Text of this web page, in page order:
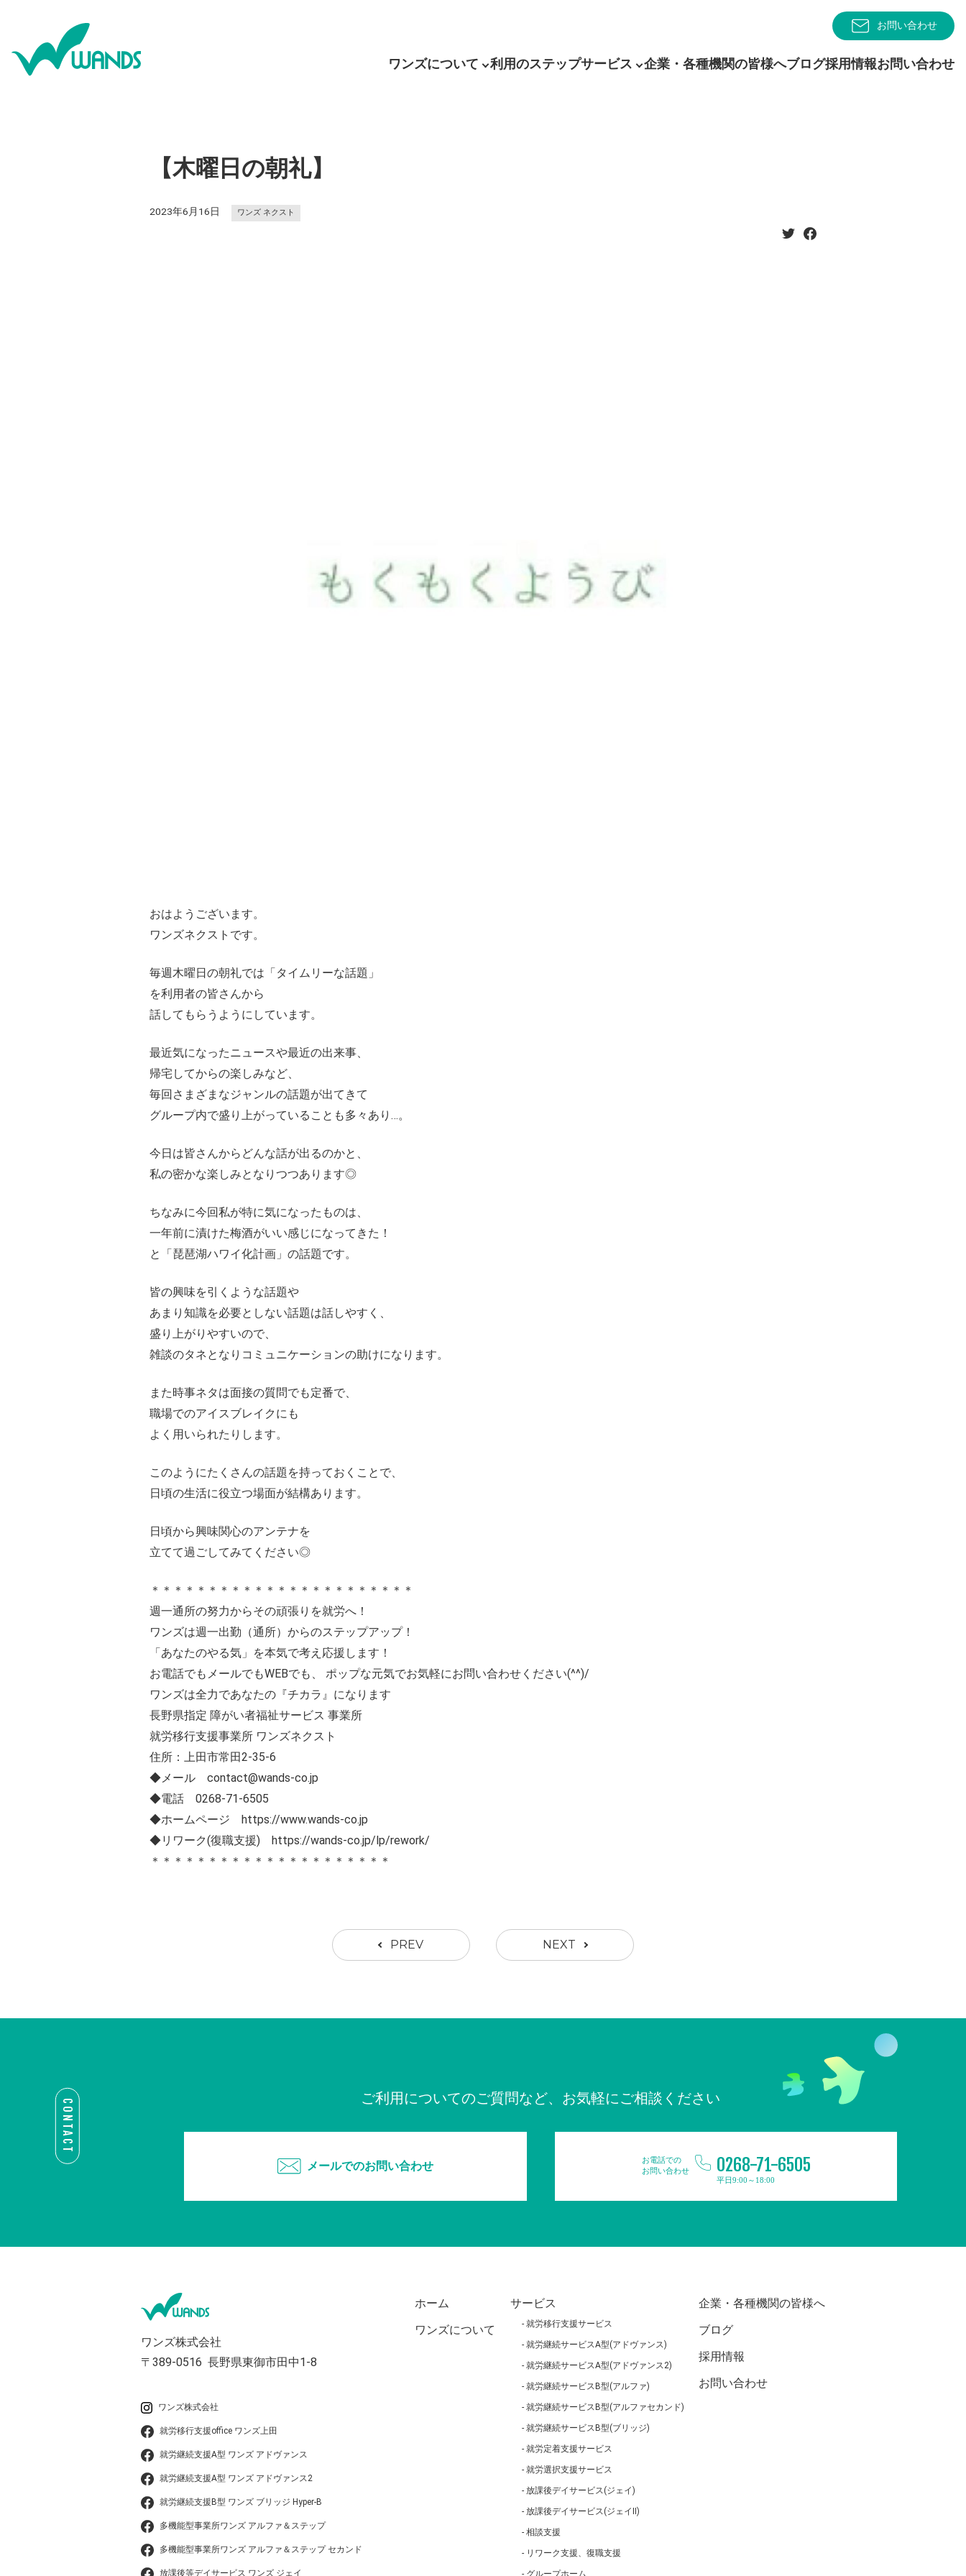
お問い合わせ
ワンズについて 利用のステップサービス 企業・各種機関の皆様へブログ採用情報お問い合わせ
【木曜日の朝礼】
2023年6月16日 ワンズ ネクスト
おはようございます。
ワンズネクストです。
毎週木曜日の朝礼では「タイムリーな話題」
を利用者の皆さんから
話してもらうようにしています。
最近気になったニュースや最近の出来事、
帰宅してからの楽しみなど、
毎回さまざまなジャンルの話題が出てきて
グループ内で盛り上がっていることも多々あり…。
今日は皆さんからどんな話が出るのかと、
私の密かな楽しみとなりつつあります◎
ちなみに今回私が特に気になったものは、
一年前に漬けた梅酒がいい感じになってきた！
と「琵琶湖ハワイ化計画」の話題です。
皆の興味を引くような話題や
あまり知識を必要としない話題は話しやすく、
盛り上がりやすいので、
雑談のタネとなりコミュニケーションの助けになります。
また時事ネタは面接の質問でも定番で、
職場でのアイスブレイクにも
よく用いられたりします。
このようにたくさんの話題を持っておくことで、
日頃の生活に役立つ場面が結構あります。
日頃から興味関心のアンテナを
立てて過ごしてみてください◎
＊＊＊＊＊＊＊＊＊＊＊＊＊＊＊＊＊＊＊＊＊＊＊
週一通所の努力からその頑張りを就労へ！
ワンズは週一出勤（通所）からのステップアップ！
「あなたのやる気」を本気で考え応援します！
お電話でもメールでもWEBでも、 ポップな元気でお気軽にお問い合わせください(^^)/
ワンズは全力であなたの『チカラ』になります
長野県指定 障がい者福祉サービス 事業所
就労移行支援事業所 ワンズネクスト
住所：上田市常田2-35-6
◆メール contact@wands-co.jp
◆電話 0268-71-6505
◆ホームページ https://www.wands-co.jp
◆リワーク(復職支援) https://wands-co.jp/lp/rework/
＊＊＊＊＊＊＊＊＊＊＊＊＊＊＊＊＊＊＊＊＊
PREV NEXT
CONTACT ご利用についてのご質問など、お気軽にご相談ください
メールでのお問い合わせ
お電話での
お問い合わせ
0268-71-6505
平日9:00～18:00
ワンズ株式会社
〒389-0516 長野県東御市田中1-8
ワンズ株式会社
就労移行支援office ワンズ上田
就労継続支援A型 ワンズ アドヴァンス
就労継続支援A型 ワンズ アドヴァンス2
就労継続支援B型 ワンズ ブリッジ Hyper-B
多機能型事業所ワンズ アルファ＆ステップ
多機能型事業所ワンズ アルファ＆ステップ セカンド
放課後等デイサービス ワンズ ジェイ
ホーム
ワンズについて
サービス
就労移行支援サービス
就労継続サービスA型(アドヴァンス)
就労継続サービスA型(アドヴァンス2)
就労継続サービスB型(アルファ)
就労継続サービスB型(アルファセカンド)
就労継続サービスB型(ブリッジ)
就労定着支援サービス
就労選択支援サービス
放課後デイサービス(ジェイ)
放課後デイサービス(ジェイⅡ)
相談支援
リワーク支援、復職支援
グループホーム
企業・各種機関の皆様へ
ブログ
採用情報
お問い合わせ